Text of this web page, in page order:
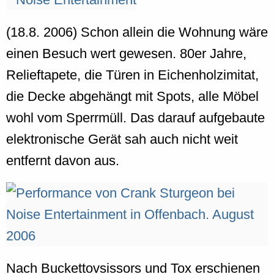
(18.8. 2006) Schon allein die Wohnung wäre
einen Besuch wert gewesen. 80er Jahre,
Relieftapete, die Türen in Eichenholzimitat,
die Decke abgehängt mit Spots, alle Möbel
wohl vom Sperrmüll. Das darauf aufgebaute
elektronische Gerät sah auch nicht weit
entfernt davon aus.
Nach Buckettovsissors und Tox erschienen